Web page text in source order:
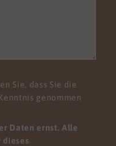
Sie, dass Sie die
genommen
Daten ernst. Alle
dieses